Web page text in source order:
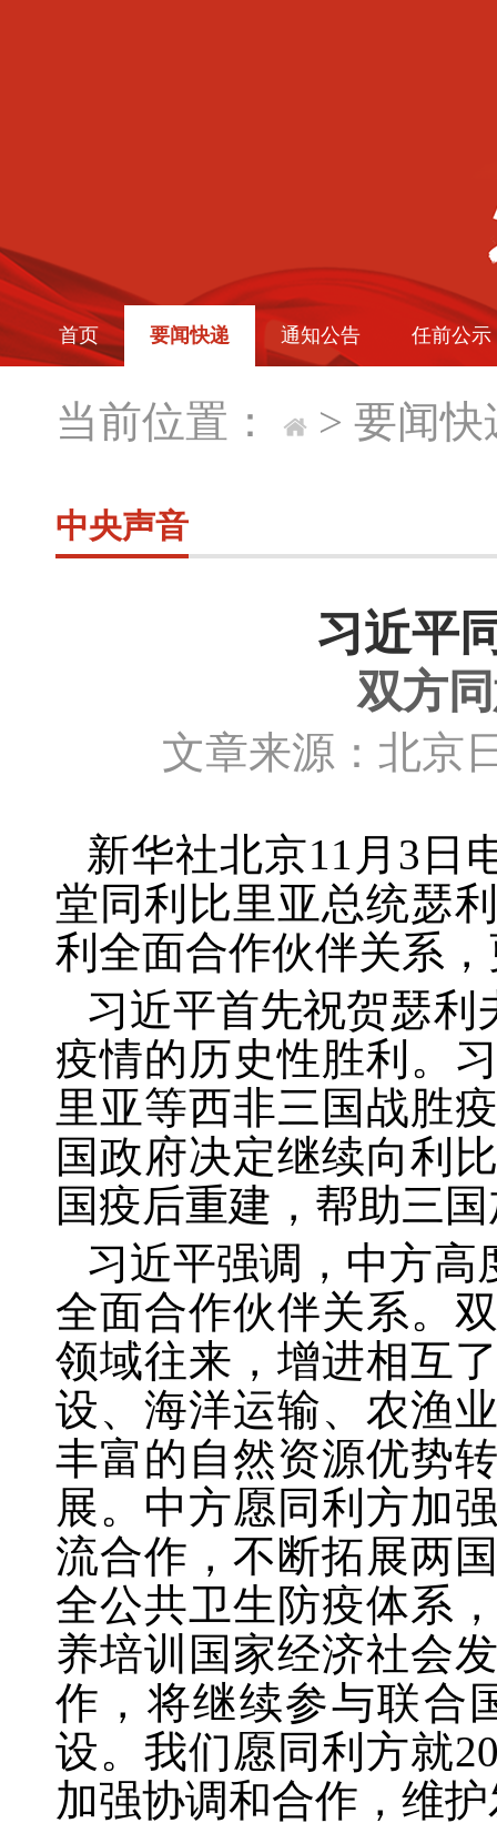
首页 要闻快递 通知公告 任前公示
当前位置： > 要闻快
中央声音
习近平
双方
文章来源：北
新华社北京11 月 3 日
堂同利比里亚总统瑟
利全面合作伙伴关系
习近平首先祝贺瑟利
疫情的历史性胜利。
里亚等西非三国战胜
国政府决定继续向利
国疫后重建，帮助三
习近平强调，中方高
全面合作伙伴关系。
领域往来，增进相互
设、海洋运输、农渔
丰富的自然资源优势
展。中方愿同利方加
流合作，不断拓展两
全公共卫生防疫体系
养培训国家经济社会
作，将继续参与联合
设。我们愿同利方就
加强协调和合作，维